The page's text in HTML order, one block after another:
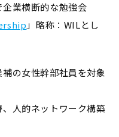
企業横断的な勉強会
」略称：WILとし
の女性幹部社員を対象
人的ネットワーク構築